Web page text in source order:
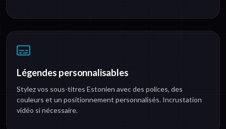
Légendes personnalisables
Stylez vos sous-titres Estonien avec des polices, des
couleurs et un positionnement personnalisés. Incrustation
vidéo si nécessaire.